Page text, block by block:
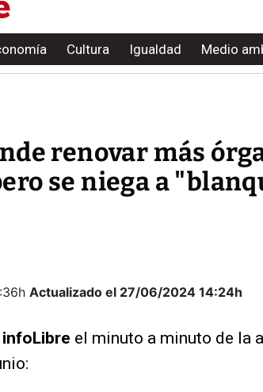
Cultura Igualdad Medio
renovar más
se niega a
Actualizado el 27/06/2024 14:24h
infoLibre el minuto a minuto de la